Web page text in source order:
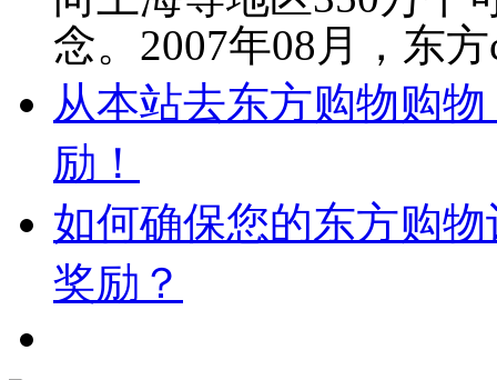
念。2007年08月，东
从本站去东方购物购
励！
如何确保您的东方购
奖励？